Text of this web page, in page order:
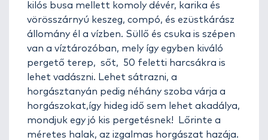
kilós busa mellett komoly dévér, karika és
vörösszárnyú keszeg, compó, és ezüstkárász
állomány él a vízben. Süllő és csuka is szépen
van a víztározóban, mely így egyben kiváló
pergető terep, sőt, 50 feletti harcsákra is
lehet vadászni. Lehet sátrazni, a
horgásztanyán pedig néhány szoba várja a
horgászokat,így hideg idő sem lehet akadálya,
mondjuk egy jó kis pergetésnek! Lőrinte a
méretes halak, az izgalmas horgászat hazája.